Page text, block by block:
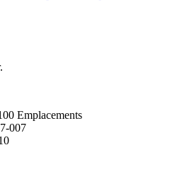
Emplacements
007